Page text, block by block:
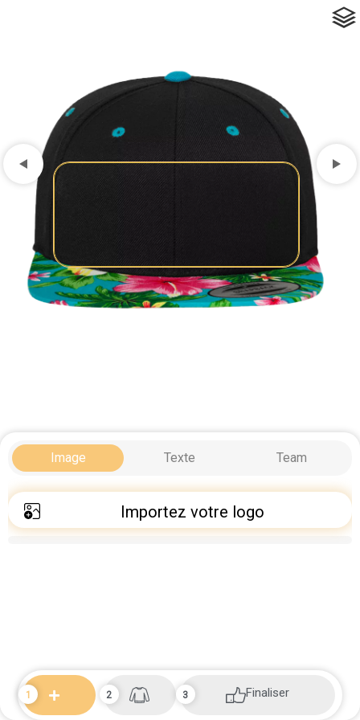
Finaliser
Image Texte Team
Importez votre logo